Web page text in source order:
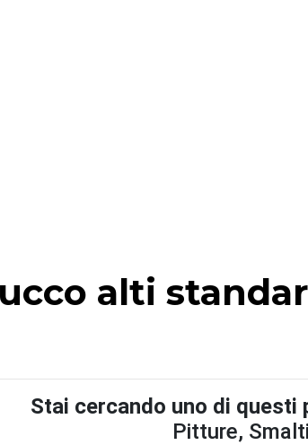
alti
Stai cercando uno di questi
Pitture,